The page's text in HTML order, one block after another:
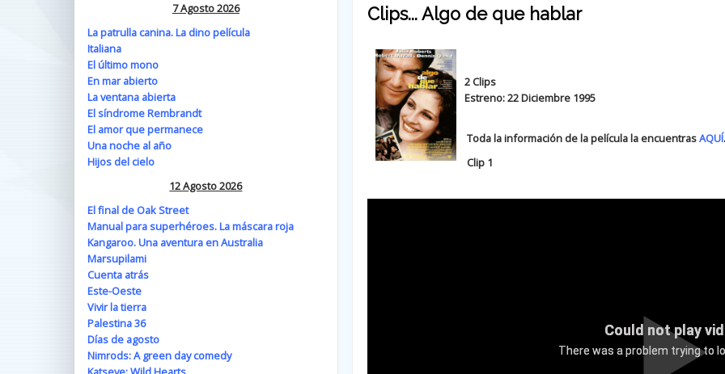
Clips... Algo de que hablar
2 Clips
Estreno: 22 Diciembre 1995
Toda la información de la película la encuentrasAQUÍ.
Clip 1
Could not play
There was a problem trying to
7 Agosto 2026
La patrulla canina. La dino película
Italiana
El último mono
En mar abierto
La ventana abierta
El síndrome Rembrandt
El amor que permanece
Una noche al año
Hijos del cielo
12 Agosto 2026
El final de Oak Street
Manual para superhéroes. La máscara roja
Kangaroo. Una aventura en Australia
Marsupilami
Cuenta atrás
Este-Oeste
Vivir la tierra
Palestina 36
Días de agosto
Nimrods: A green day comedy